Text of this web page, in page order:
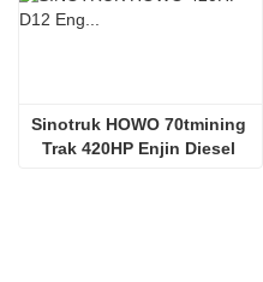
Sinotruk HOWO 70tmining
Trak 420HP Enjin Diesel